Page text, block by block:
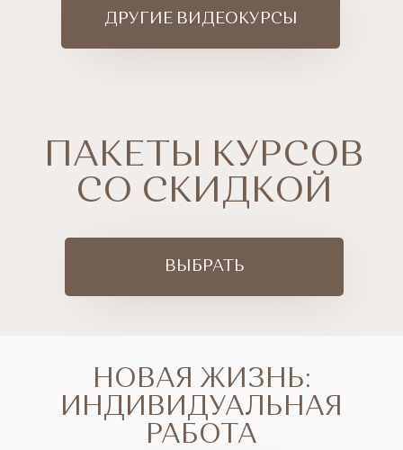
ДРУГИЕ ВИДЕОКУРСЫ
ПАКЕТЫ КУРСОВ
СО СКИДКОЙ
ВЫБРАТЬ
НОВАЯ ЖИЗНЬ:
ИНДИВИДУАЛЬНАЯ
РАБОТА